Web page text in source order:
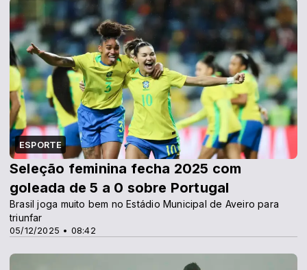
ESPORTE
05/12/2025 • 08:42
Seleção feminina fecha 2025 com
goleada de 5 a 0 sobre Portugal
Brasil joga muito bem no Estádio Municipal de Aveiro para
triunfar